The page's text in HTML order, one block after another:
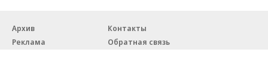
Архив
Контакты
Реклама
Обратная связь